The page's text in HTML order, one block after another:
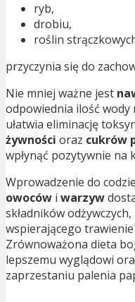
ryb,
drobiu,
roślin
przyczynia się do
Nie mniej ważne jest
odpowiednia ilość
ułatwia eliminację
żywności oraz cukrów
wpłynąć pozytywnie na
Wprowadzenie do
owoców i warzyw
składników
wspierającego
Zrównoważona dieta
lepszemu wyglądowi
zaprzestaniu palenia